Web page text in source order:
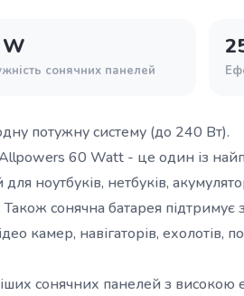
сонячних панелей
потужну систему (до 240 Вт).
60 Watt - це один із
ноутбуків, нетбуків,
сонячна батарея підтримує
камер, навігаторів, ехолотів,
сонячних панелей з високою